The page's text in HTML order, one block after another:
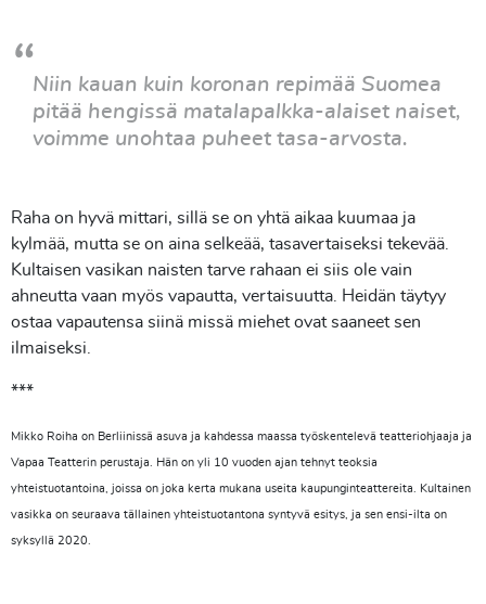
Niin kauan kuin koronan repimää Suomea
pitää hengissä matalapalkka-alaiset naiset,
voimme unohtaa puheet tasa-arvosta.
Raha on hyvä mittari, sillä se on yhtä aikaa kuumaa ja
kylmää, mutta se on aina selkeää, tasavertaiseksi tekevää.
Kultaisen vasikan naisten tarve rahaan ei siis ole vain
ahneutta vaan myös vapautta, vertaisuutta. Heidän täytyy
ostaa vapautensa siinä missä miehet ovat saaneet sen
ilmaiseksi.
***
Mikko Roiha on Berliinissä asuva ja kahdessa maassa työskentelevä teatteriohjaaja ja
Vapaa Teatterin perustaja. Hän on yli 10 vuoden ajan tehnyt teoksia
yhteistuotantoina, joissa on joka kerta mukana useita kaupunginteattereita. Kultainen
vasikka on seuraava tällainen yhteistuotantona syntyvä esitys, ja sen ensi-ilta on
syksyllä 2020.